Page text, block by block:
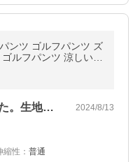
ンツ ゴルフパンツ ズ
ルフパンツ 涼しい
の日 無地
夏のラウンド用に購入しました。生地の厚… 2024/8/13
縮性 ： 普通